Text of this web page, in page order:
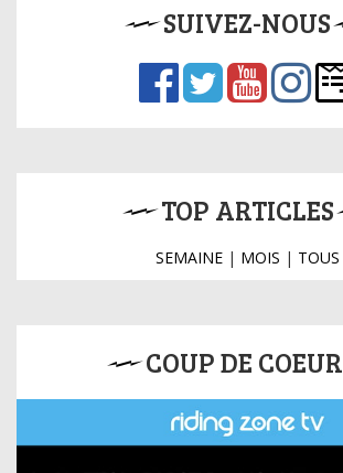
SUIVEZ-NOUS
TOP ARTICLES
SEMAINE| MOIS | TOUS
COUP DE COEUR